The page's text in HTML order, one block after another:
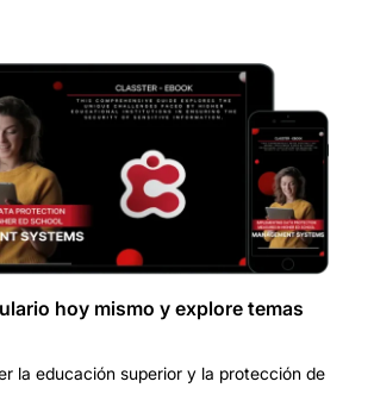
hoy mismo y explore temas
la educación superior y la protección de